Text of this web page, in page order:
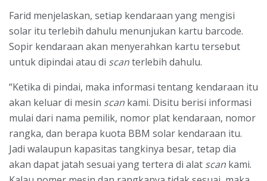
Farid menjelaskan, setiap kendaraan yang mengisi
solar itu terlebih dahulu menunjukan kartu barcode.
Sopir kendaraan akan menyerahkan kartu tersebut
untuk dipindai atau di scanterlebih dahulu.
“Ketika di pindai, maka informasi tentang kendaraan itu
akan keluar di mesin scan kami. Disitu berisi informasi
mulai dari nama pemilik, nomor plat kendaraan, nomor
rangka, dan berapa kuota BBM solar kendaraan itu.
Jadi walaupun kapasitas tangkinya besar, tetap dia
akan dapat jatah sesuai yang tertera di alat scan kami.